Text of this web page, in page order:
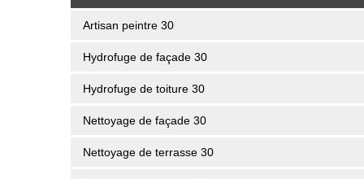
Artisan peintre 30
Hydrofuge de façade 30
Hydrofuge de toiture 30
Nettoyage de façade 30
Nettoyage de terrasse 30